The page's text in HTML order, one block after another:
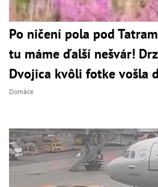
Po ničení pola pod
tu máme ďalší nešvár!
Dvojica kvôli fotke vošla
Domáce